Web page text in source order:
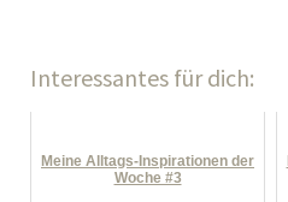
Interessantes für dich:
Meine Alltags-Inspirationen der
Woche #3